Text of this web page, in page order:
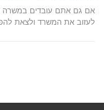
אם גם אתם עובדים במשרה
לעזוב את המשרד ולצאת